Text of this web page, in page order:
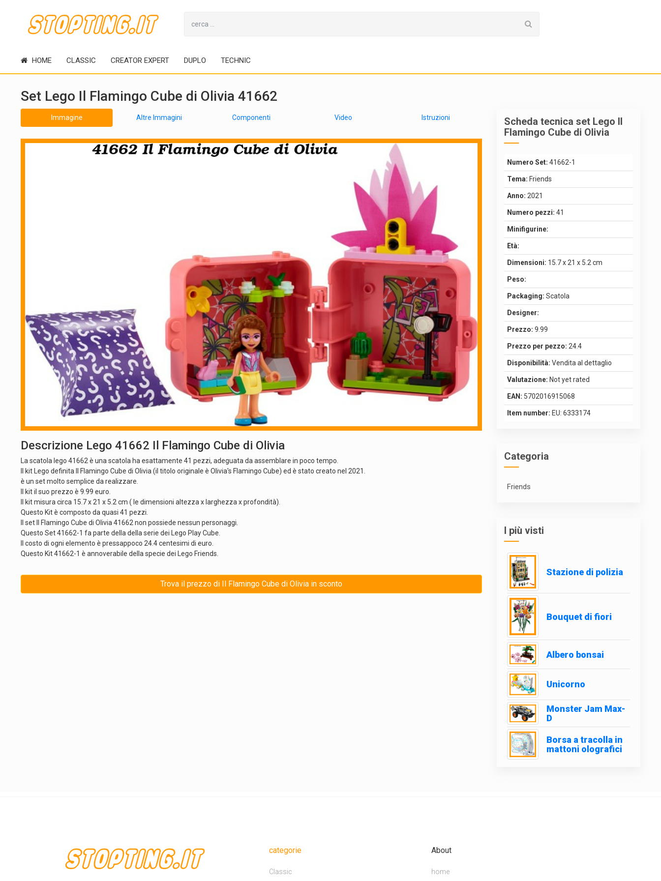
HOME CLASSIC CREATOR EXPERT DUPLO TECHNIC
Set Lego Il Flamingo Cube di Olivia 41662
Immagine Altre Immagini Componenti Video Istruzioni
Descrizione Lego 41662 Il Flamingo Cube di Olivia
La scatola lego 41662 è una scatola ha esattamente 41 pezzi, adeguata da assemblare in poco tempo.
Il kit Lego definita Il Flamingo Cube di Olivia (il titolo originale è Olivia's Flamingo Cube) ed è stato creato nel 2021.
è un set molto semplice da realizzare.
Il kit il suo prezzo è 9.99 euro.
Il kit misura circa 15.7 x 21 x 5.2 cm ( le dimensioni altezza x larghezza x profondità).
Questo Kit è composto da quasi 41 pezzi.
Il set Il Flamingo Cube di Olivia 41662 non possiede nessun personaggi.
Questo Set 41662-1 fa parte della della serie dei Lego Play Cube.
Il costo di ogni elemento è pressappoco 24.4 centesimi di euro.
Questo Kit 41662-1 è annoverabile della specie dei Lego Friends.
Trova il prezzo di Il Flamingo Cube di Olivia in sconto
Scheda tecnica set Lego Il
Flamingo Cube di Olivia
Numero Set: 41662-1
Tema: Friends
Anno: 2021
Numero pezzi: 41
Minifigurine:
Età:
Dimensioni: 15.7 x 21 x 5.2 cm
Peso:
Packaging: Scatola
Designer:
Prezzo: 9.99
Prezzo per pezzo: 24.4
Disponibilità: Vendita al dettaglio
Valutazione: Not yet rated
EAN: 5702016915068
Item number: EU: 6333174
Categoria
Friends
I più visti
Stazione di polizia
Bouquet di fiori
Albero bonsai
Unicorno
Monster Jam Max-
D
Borsa a tracolla in
mattoni olografici
categorie
Classic
About
home